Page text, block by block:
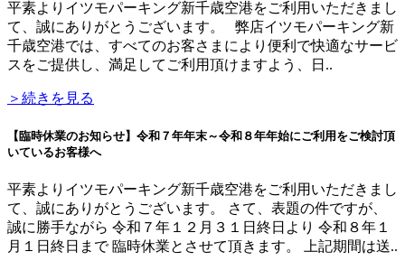
平素よりイツモパーキング新千歳空港をご利用いただきまし
て、誠にありがとうございます。 弊店イツモパーキング新
千歳空港では、すべてのお客さまにより便利で快適なサービ
スをご提供し、満足してご利用頂けますよう、日..
＞続きを見る
【臨時休業のお知らせ】令和７年年末～令和８年年始にご利用をご検討頂
いているお客様へ
平素よりイツモパーキング新千歳空港をご利用いただきまし
て、誠にありがとうございます。 さて、表題の件ですが、
誠に勝手ながら 令和７年１２月３１日終日より 令和８年１
月１日終日まで 臨時休業とさせて頂きます。 上記期間は送..